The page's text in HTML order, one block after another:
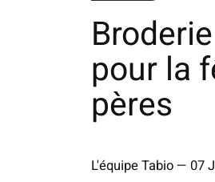
pour la
pères
L'équipe Tabio— 07